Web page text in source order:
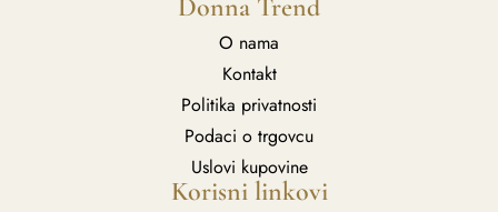
Donna Trend
O nama
Kontakt
Politika privatnosti
Podaci o trgovcu
Uslovi kupovine
Korisni linkovi